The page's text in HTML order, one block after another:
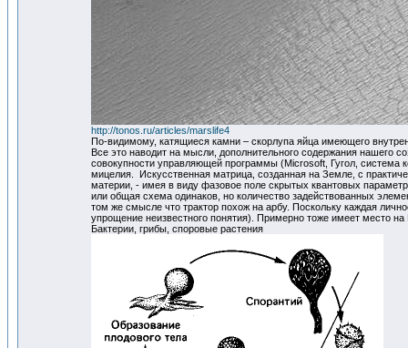
http://tonos.ru/articles/marslife4
По-видимому, катящиеся камни – скорлупа яйца имеющего
Все это наводит на мысли, дополнительного содержания нашего
совокупности управляющей программы (Microsoft, Гугол,
мицелия. Искусственная матрица, созданная на Земле, с
материи, - имея в виду фазовое поле скрытых квантовых
или общая схема одинаков, но количество задействованных
том же смысле что трактор похож на арбу. Поскольку каждая
упрощение неизвестного понятия). Примерно тоже имеет место
Бактерии, грибы, споровые растения